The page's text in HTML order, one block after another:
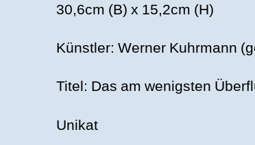
30,6cm (B) x 15,2cm (H)
Künstler: Werner Kuhrmann
Titel: Das am wenigsten
Unikat